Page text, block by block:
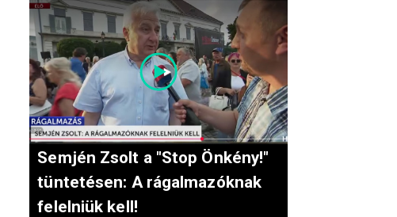
Semjén Zsolt a "Stop Önkény!"
tüntetésen: A rágalmazóknak
felelniük kell!